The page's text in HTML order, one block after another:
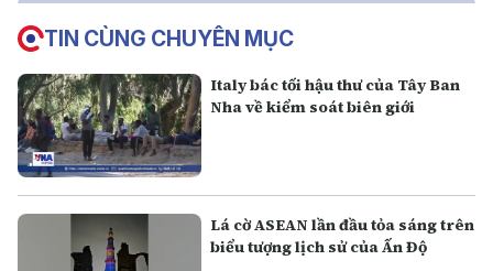
TIN CÙNG CHUYÊN MỤC
Italy bác tối hậu thư của Tây Ban
Nha về kiểm soát biên giới
Lá cờ ASEAN lần đầu tỏa sáng trên
biểu tượng lịch sử của Ấn Độ